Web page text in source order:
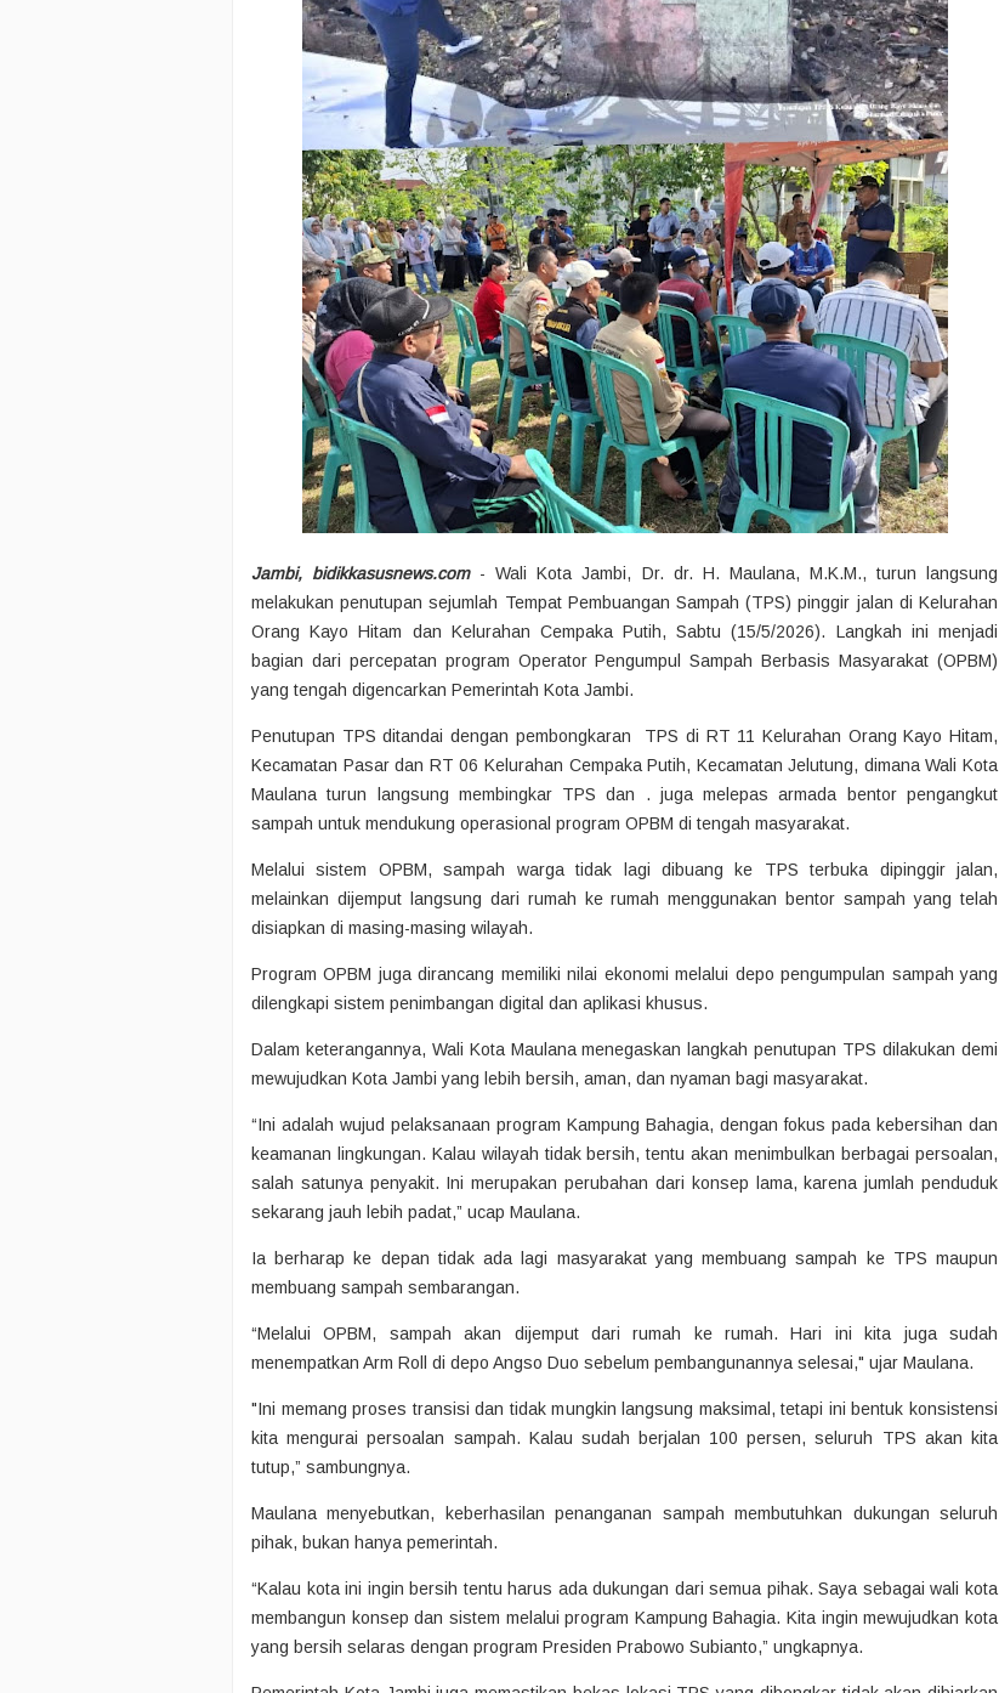
Jambi, bidikkasusnews.com- Wali Kota Jambi, Dr. dr. H. Maulana, M.K.M., turun langsung
melakukan penutupan sejumlah Tempat Pembuangan Sampah (TPS) pinggir jalan di Kelurahan
Orang Kayo Hitam dan Kelurahan Cempaka Putih, Sabtu (15/5/2026). Langkah ini menjadi
bagian dari percepatan program Operator Pengumpul Sampah Berbasis Masyarakat (OPBM)
yang tengah digencarkan Pemerintah Kota Jambi.
Penutupan TPS ditandai dengan pembongkaran TPS di RT 11 Kelurahan Orang Kayo Hitam,
Kecamatan Pasar dan RT 06 Kelurahan Cempaka Putih, Kecamatan Jelutung, dimana Wali Kota
Maulana turun langsung membingkar TPS dan . juga melepas armada bentor pengangkut
sampah untuk mendukung operasional program OPBM di tengah masyarakat.
Melalui sistem OPBM, sampah warga tidak lagi dibuang ke TPS terbuka dipinggir jalan,
melainkan dijemput langsung dari rumah ke rumah menggunakan bentor sampah yang telah
disiapkan di masing-masing wilayah.
Program OPBM juga dirancang memiliki nilai ekonomi melalui depo pengumpulan sampah yang
dilengkapi sistem penimbangan digital dan aplikasi khusus.
Dalam keterangannya, Wali Kota Maulana menegaskan langkah penutupan TPS dilakukan demi
mewujudkan Kota Jambi yang lebih bersih, aman, dan nyaman bagi masyarakat.
“Ini adalah wujud pelaksanaan program Kampung Bahagia, dengan fokus pada kebersihan dan
keamanan lingkungan. Kalau wilayah tidak bersih, tentu akan menimbulkan berbagai persoalan,
salah satunya penyakit. Ini merupakan perubahan dari konsep lama, karena jumlah penduduk
sekarang jauh lebih padat,” ucap Maulana.
Ia berharap ke depan tidak ada lagi masyarakat yang membuang sampah ke TPS maupun
membuang sampah sembarangan.
“Melalui OPBM, sampah akan dijemput dari rumah ke rumah. Hari ini kita juga sudah
menempatkan Arm Roll di depo Angso Duo sebelum pembangunannya selesai," ujar Maulana.
"Ini memang proses transisi dan tidak mungkin langsung maksimal, tetapi ini bentuk konsistensi
kita mengurai persoalan sampah. Kalau sudah berjalan 100 persen, seluruh TPS akan kita
tutup,” sambungnya.
Maulana menyebutkan, keberhasilan penanganan sampah membutuhkan dukungan seluruh
pihak, bukan hanya pemerintah.
“Kalau kota ini ingin bersih tentu harus ada dukungan dari semua pihak. Saya sebagai wali kota
membangun konsep dan sistem melalui program Kampung Bahagia. Kita ingin mewujudkan kota
yang bersih selaras dengan program Presiden Prabowo Subianto,” ungkapnya.